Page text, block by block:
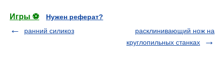
Игры ⚽
Нужен реферат?
ранний силикоз
расклинивающий нож на
круглопильных станках